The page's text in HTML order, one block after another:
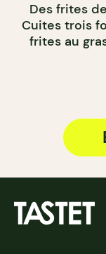
Des frites
Cuites trois
frites au